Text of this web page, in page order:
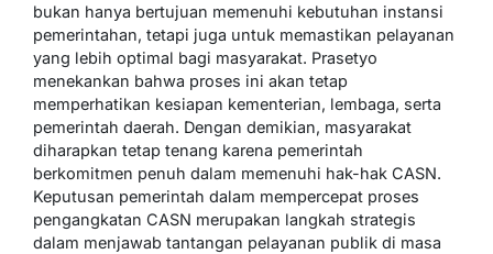
bukan hanya bertujuan memenuhi kebutuhan instansi
pemerintahan, tetapi juga untuk memastikan pelayanan
yang lebih optimal bagi masyarakat. Prasetyo
menekankan bahwa proses ini akan tetap
memperhatikan kesiapan kementerian, lembaga, serta
pemerintah daerah. Dengan demikian, masyarakat
diharapkan tetap tenang karena pemerintah
berkomitmen penuh dalam memenuhi hak-hak CASN.
Keputusan pemerintah dalam mempercepat proses
pengangkatan CASN merupakan langkah strategis
dalam menjawab tantangan pelayanan publik di masa